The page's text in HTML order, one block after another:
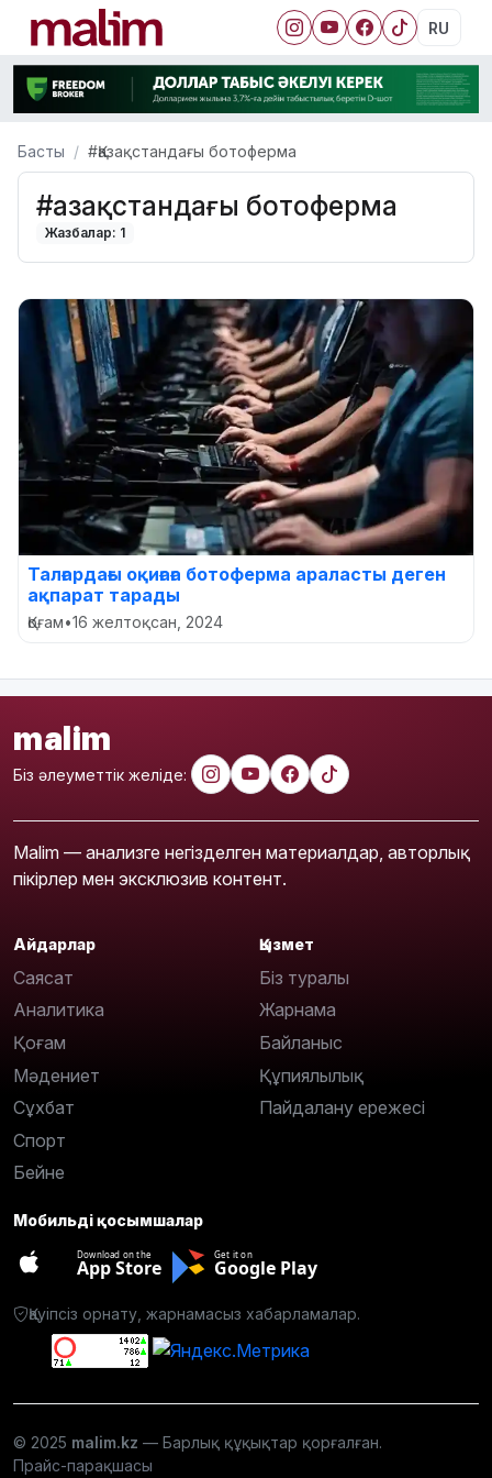
RU
Басты #Қазақстандағы ботоферма
#Қазақстандағы ботоферма
Жазбалар: 1
Талғардағы оқиғаға ботоферма араласты деген
ақпарат тарады
Қоғам•16 желтоқсан, 2024
malim
Біз әлеуметтік желіде:
Malim — анализге негізделген материалдар, авторлық
пікірлер мен эксклюзив контент.
Айдарлар
Саясат
Аналитика
Қоғам
Мәдениет
Сұхбат
Спорт
Бейне
Қызмет
Біз туралы
Жарнама
Байланыс
Құпиялылық
Пайдалану ережесі
Мобильді қосымшалар
Download on the
App Store
Get it on
Google Play
Қауіпсіз орнату, жарнамасыз хабарламалар.
© 2025 malim.kz — Барлық құқықтар қорғалған.
Прайс-парақшасы